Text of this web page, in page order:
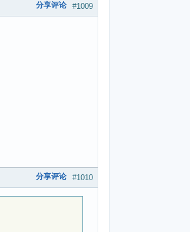
#1009
分享评论
#1010
分享评论